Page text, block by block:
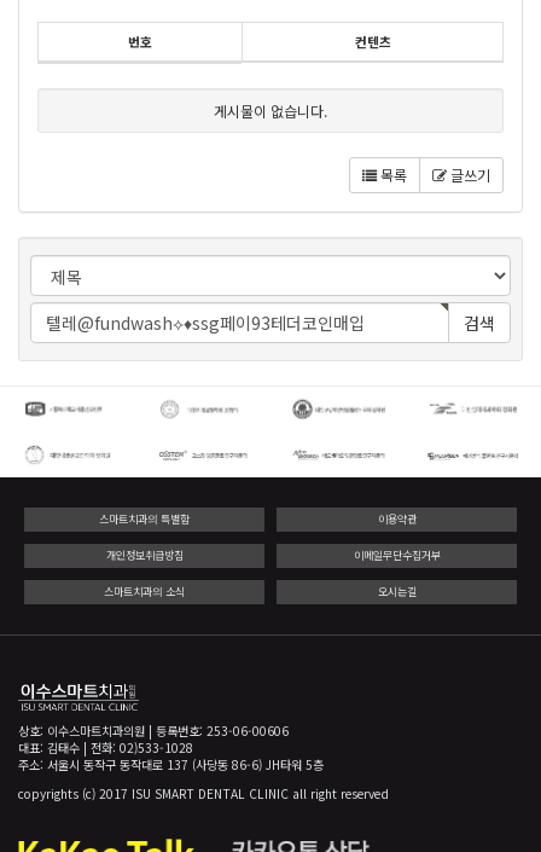
번호 컨텐츠
게시물이 없습니다.
목록 글쓰기
검색
스마트치과의 특별함 이용약관
개인정보취급방침 이메일무단수집거부
스마트치과의 소식 오시는길
상호: 이수스마트치과의원 | 등록번호: 253-06-00606
대표: 김태수 | 전화: 02)533-1028
주소: 서울시 동작구 동작대로 137 (사당동 86-6) JH타워 5층
copyrights (c) 2017 ISU SMART DENTAL CLINIC all right reserved